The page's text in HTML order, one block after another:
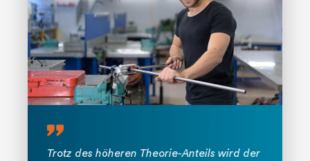
quote
Trotz des höheren Theorie-Anteils wird der